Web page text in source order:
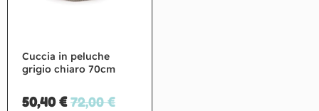
Cuccia in peluche
grigio chiaro 70cm
72,00€
50,40€